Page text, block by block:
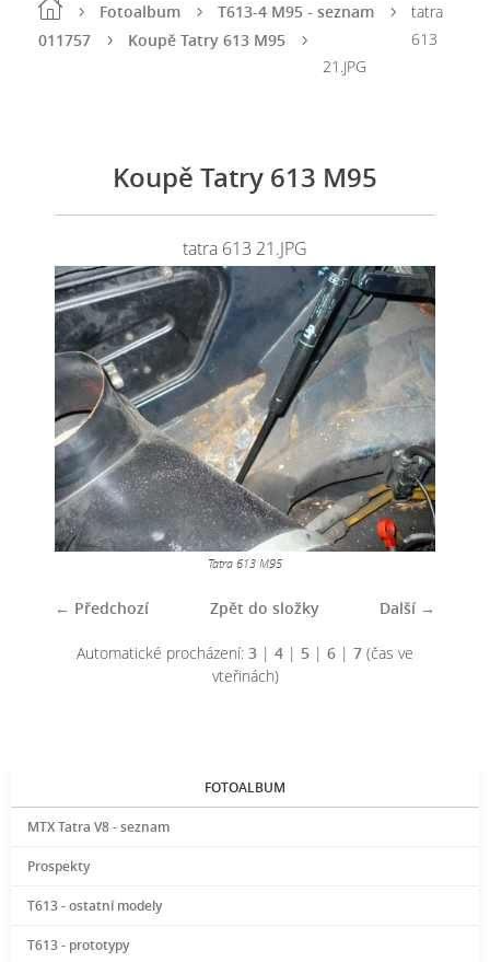
Fotoalbum
T613-4 M95 - seznam
011757
Koupě Tatry 613 M95
tatra
613
21.JPG
Koupě Tatry 613 M95
tatra 613 21.JPG
Tatra 613 M95
← Předchozí Další →
Zpět do složky
Automatické procházení: 3 | 4 | 5 | 6 | 7 (čas ve
vteřinách)
FOTOALBUM
MTX Tatra V8 - seznam
Prospekty
T613 - ostatní modely
T613 - prototypy